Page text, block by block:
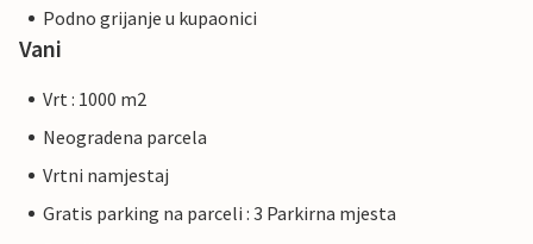
Podno grijanje u kupaonici
Vani
Vrt : 1000 m2
Neogradena parcela
Vrtni namjestaj
Gratis parking na parceli : 3 Parkirna mjesta